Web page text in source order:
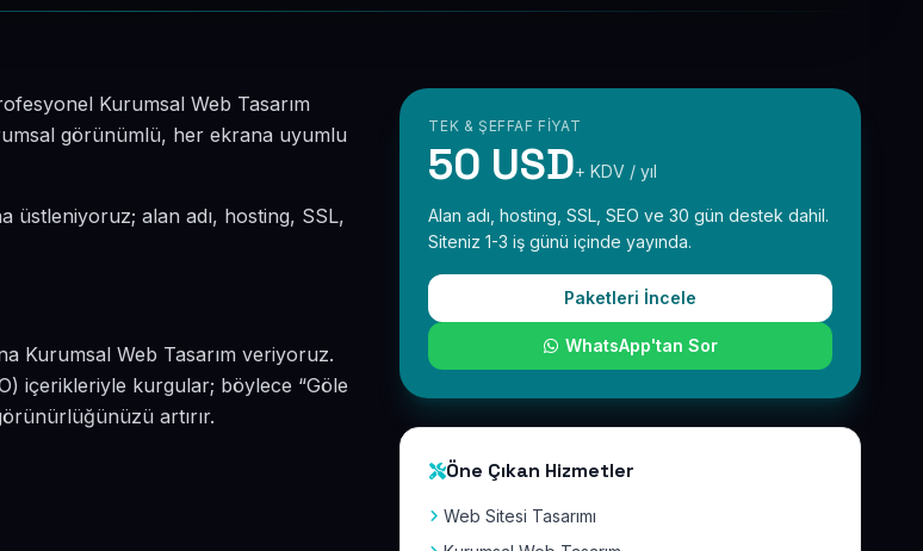
Kurumsal Web Tasarım
görünümlü, her ekrana uyumlu
üstleniyoruz; alan adı, hosting, SSL,
Kurumsal Web Tasarım veriyoruz.
içerikleriyle kurgular; böylece “Göle
artırır.
TEK & ŞEFFAF FIYAT
50 USD+ KDV / yıl
Alan adı, hosting, SSL, SEO ve 30 gün destek dahil.
Siteniz 1-3 iş günü içinde yayında.
Paketleri İncele
WhatsApp'tan Sor
Öne Çıkan Hizmetler
Web Sitesi Tasarımı